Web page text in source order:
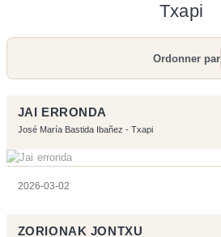
Txapi
Ordonner par
JAI ERRONDA
José María Bastida Ibañez - Txapi
2026-03-02
ZORIONAK JONTXU